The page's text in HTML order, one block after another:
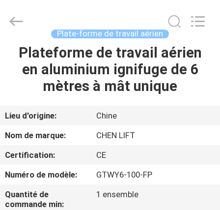
MAISON
PRODUITS
À
DE
NOUS
MACHINERY
Reserved.
Plate-forme de travail aérien
Plateforme de travail aérien
en aluminium ignifuge de 6
mètres à mât unique
Lieu d'origine:
Chine
Nom de marque:
CHEN LIFT
Certification:
CE
Numéro de modèle:
GTWY6-100-FP
Quantité de
commande min:
1 ensemble